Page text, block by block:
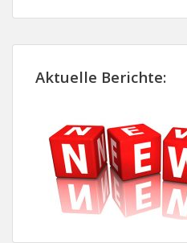
Aktuelle Berichte: